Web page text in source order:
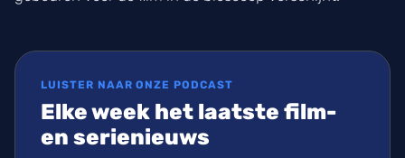
LUISTER NAAR ONZE PODCAST
Elke week het laatste film-
en serienieuws